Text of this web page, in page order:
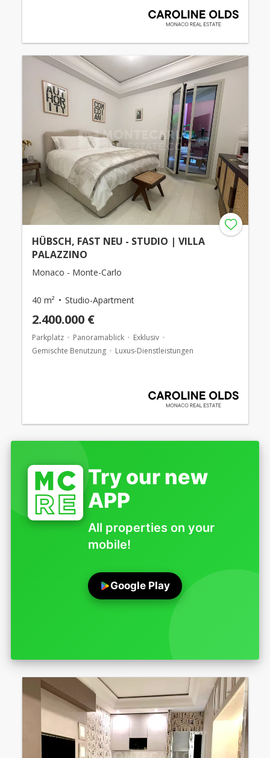
HÜBSCH, FAST NEU - STUDIO | VILLA
PALAZZINO
Monaco - Monte-Carlo
40 m² Studio-Apartment
2.400.000 €
Parkplatz Panoramablick
Exklusiv
Gemischte Benutzung
Luxus-Dienstleistungen
Try our new
APP
All properties on your
mobile!
Google Play